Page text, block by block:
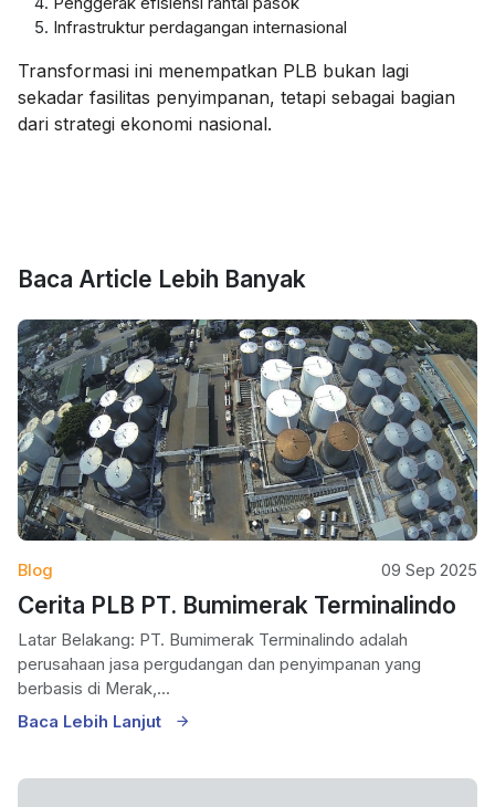
Infrastruktur perdagangan internasional
Transformasi ini menempatkan PLB bukan lagi
sekadar fasilitas penyimpanan, tetapi sebagai bagian
dari strategi ekonomi nasional.
Baca Article Lebih Banyak
Blog 09 Sep 2025
Cerita PLB PT. Bumimerak Terminalindo
Latar Belakang: PT. Bumimerak Terminalindo adalah
perusahaan jasa pergudangan dan penyimpanan yang
berbasis di Merak,...
Baca Lebih Lanjut